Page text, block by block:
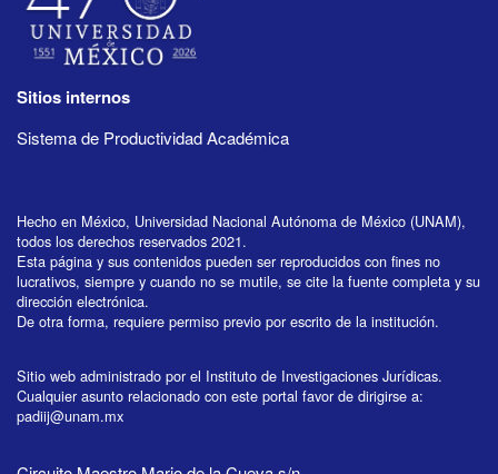
Sitios internos
Sistema de Productividad Académica
Hecho en México, Universidad Nacional Autónoma de México (UNAM),
todos los derechos reservados 2021.
Esta página y sus contenidos pueden ser reproducidos con fines no
lucrativos, siempre y cuando no se mutile, se cite la fuente completa y su
dirección electrónica.
De otra forma, requiere permiso previo por escrito de la institución.
Sitio web administrado por el Instituto de Investigaciones Jurídicas.
Cualquier asunto relacionado con este portal favor de dirigirse a:
padiij@unam.mx